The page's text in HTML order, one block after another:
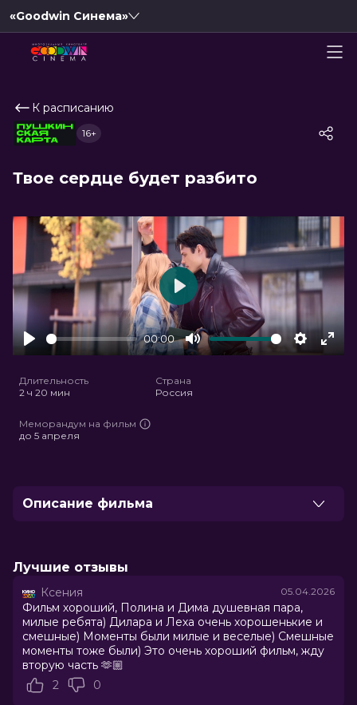
«Goodwin Синема»
К расписанию
Твое сердце будет разбито
16+
Play
00:00
Mute Settings
Play
Длительность
2 ч 20 мин
Страна
Россия
Меморандум на фильм
до 5 апреля
Описание фильма
Барсом: он должен притворяться её парнем и
этой игры у пары появляются настоящие чувства, но у
её семьи и одноклассников есть причины разлучить
влюблённых.
Оценка
Год
Страна
Лучшие отзывы
Ксения 05.04.2026
Фильм хороший, Полина и Дима душевная пара,
милые ребята) Дилара и Леха очень хорошенькие и
смешные) Моменты были милые и веселые) Смешные
моменты тоже были) Это очень хороший фильм, жду
вторую часть 🫶🏼
2
0